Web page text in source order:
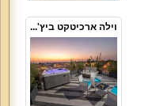
וילה ארכיטקט ביץ'...